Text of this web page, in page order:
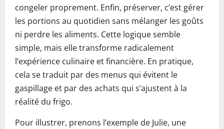
congeler proprement. Enfin, préserver, c’est gérer
les portions au quotidien sans mélanger les goûts
ni perdre les aliments. Cette logique semble
simple, mais elle transforme radicalement
l’expérience culinaire et financière. En pratique,
cela se traduit par des menus qui évitent le
gaspillage et par des achats qui s’ajustent à la
réalité du frigo.
Pour illustrer, prenons l’exemple de Julie, une